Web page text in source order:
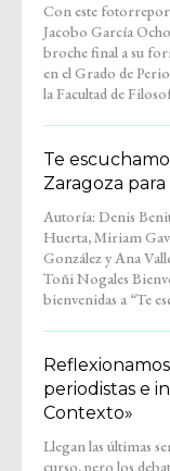
Con este
Jacobo García
broche final a su
en el Grado de
la Facultad de
Letras y cierra
etapa como
Entremedios. Su
Te
Zaragoza
Autoría: Denis
Huerta, Miriam
González y Ana Valle
Toñi Nogales Bienvenidos y
bienvenidas a “Te
Voces de quienes
Zaragoza para
espacio tranquilo, hecho
escuchar sin prisas y
periodistas e
Contexto»
Llegan las últimas
curso, pero los
nuestro propio
#Entremedios. Laura